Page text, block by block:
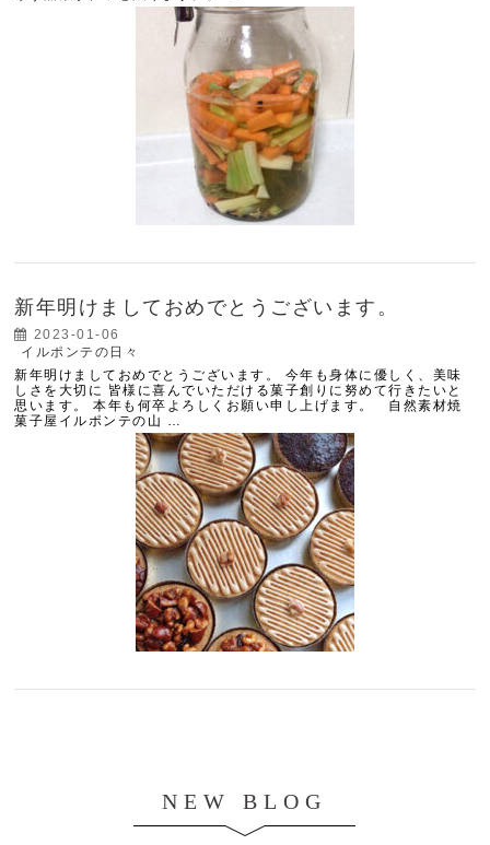
新年明けましておめでとうございます。
2023-01-06
イルポンテの日々
新年明けましておめでとうございます。 今年も身体に優しく、美味
しさを大切に 皆様に喜んでいただける菓子創りに努めて行きたいと
思います。 本年も何卒よろしくお願い申し上げます。 自然素材焼
菓子屋イルポンテの山 …
NEW BLOG